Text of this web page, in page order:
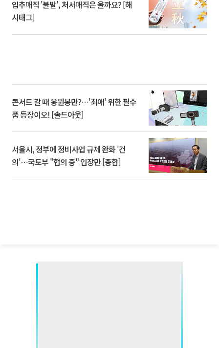
입추매직 '불발', 처서매직은 올까요? [해
시태그]
콘서트 갈 때 응원봉만?⋯'최애' 위한 필수
품 등장이오! [솔드아웃]
서울시, 정부에 정비사업 규제 완화 '건
의'⋯국토부 "협의 중" 입장만 [종합]